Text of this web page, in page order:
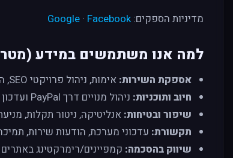
מדיניות הספקים:
Google · Facebook
למה אנו משתמשים במידע
אספקת השירות: אימות, ניהול פרויקטי SEO, הצגת נתונים, יצירת דוחות.
חיוב ותוכניות: ניהול מנויים דרך PayPal ועדכון סטטוסים.
שיפור ובטיחות: אנליטיקה, ניטור תקלות,
תקשורת: עדכוני מערכת, הודעות שירות,
שיווק בהסכמה: קמפיינים/רימרקטינג באתרים